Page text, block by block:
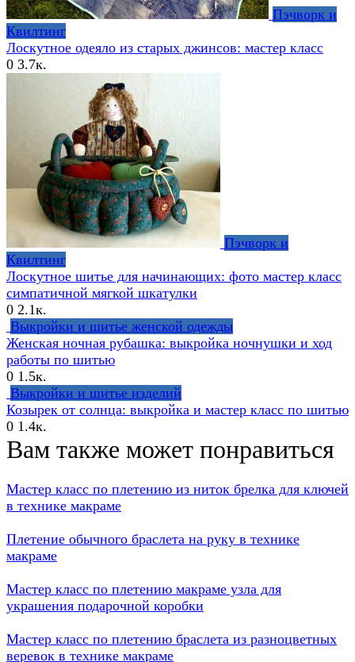
Пэчворк и
Квилтинг
Лоскутное одеяло из старых джинсов: мастер класс
0 3.7к.
Пэчворк и
Квилтинг
Лоскутное шитье для начинающих: фото мастер класс
симпатичной мягкой шкатулки
0 2.1к.
Выкройки и шитье женской одежды
Женская ночная рубашка: выкройка ночнушки и ход
работы по шитью
0 1.5к.
Выкройки и шитье изделий
Козырек от солнца: выкройка и мастер класс по шитью
0 1.4к.
Вам также может понравиться
Мастер класс по плетению из ниток брелка для ключей
в технике макраме
Плетение обычного браслета на руку в технике
макраме
Мастер класс по плетению макраме узла для
украшения подарочной коробки
Мастер класс по плетению браслета из разноцветных
веревок в технике макраме